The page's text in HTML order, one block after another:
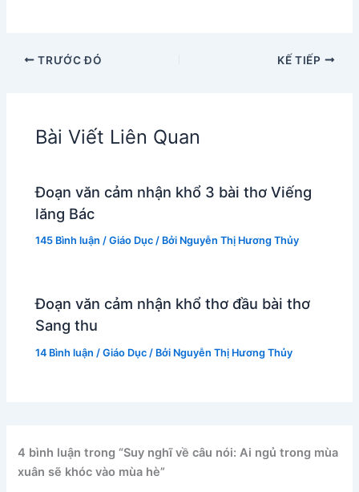
TRƯỚC ĐÓ KẾ TIẾP
Bài Viết Liên Quan
Đoạn văn cảm nhận khổ 3 bài thơ Viếng
lăng Bác
145 Bình luận /Giáo Dục / Bởi Nguyễn Thị Hương Thủy
Đoạn văn cảm nhận khổ thơ đầu bài thơ
Sang thu
14 Bình luận /Giáo Dục / Bởi Nguyễn Thị Hương Thủy
4 bình luận trong “Suy nghĩ về câu nói: Ai ngủ trong mùa
xuân sẽ khóc vào mùa hè”